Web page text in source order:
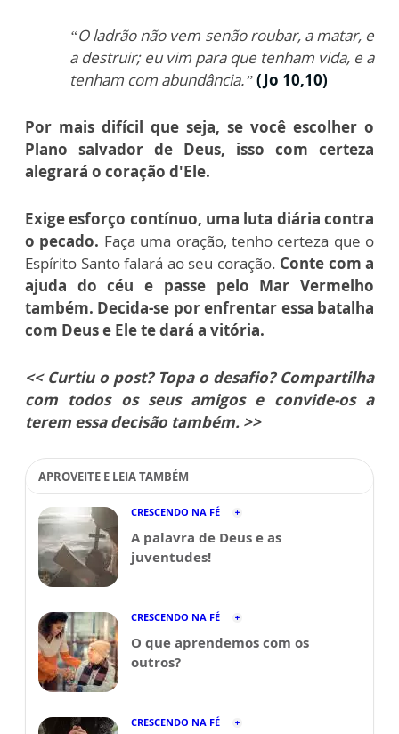
“O ladrão não vem senão roubar, a matar, e
a destruir; eu vim para que tenham vida, e a
tenham com abundância.”(Jo 10,10)
Por mais difícil que seja, se você escolher o
Plano salvador de Deus, isso com certeza
alegrará o coração d'Ele.
Exige esforço contínuo, uma luta diária contra
o pecado. Faça uma oração, tenho certeza que o
Espírito Santo falará ao seu coração. Conte com a
ajuda do céu e passe pelo Mar Vermelho
também. Decida-se por enfrentar essa batalha
com Deus e Ele te dará a vitória.
<< Curtiu o post? Topa o desafio? Compartilha
com todos os seus amigos e convide-os a
terem essa decisão também. >>
APROVEITE E LEIA TAMBÉM
CRESCENDO NA FÉ
A palavra de Deus e as
juventudes!
CRESCENDO NA FÉ
O que aprendemos com os
outros?
CRESCENDO NA FÉ